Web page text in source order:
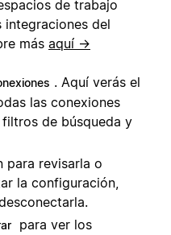
de trabajo
integraciones del
más aquí →
. Aquí verás el
las conexiones
de búsqueda y
para revisarla o
la configuración,
para ver los